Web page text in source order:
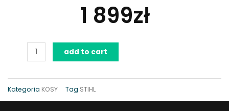
1 899zł
spalinowa
add to cart
Kategoria KOSY Tag STIHL